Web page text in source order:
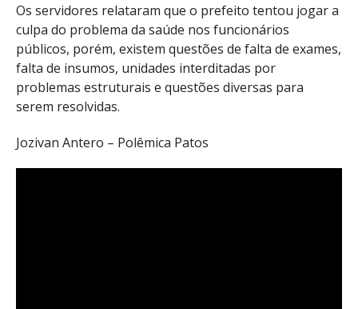
Os servidores relataram que o prefeito tentou jogar a
culpa do problema da saúde nos funcionários
públicos, porém, existem questões de falta de exames,
falta de insumos, unidades interditadas por
problemas estruturais e questões diversas para
serem resolvidas.
Jozivan Antero – Polêmica Patos